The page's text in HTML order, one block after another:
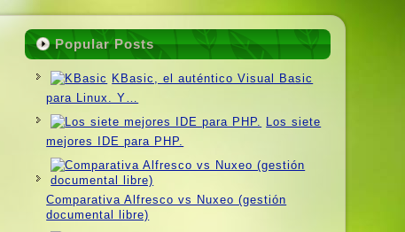
Popular Posts
KBasic, el auténtico Visual Basic
para Linux. Y…
Los siete
mejores IDE para PHP.
Comparativa Alfresco vs Nuxeo (gestión
documental libre)